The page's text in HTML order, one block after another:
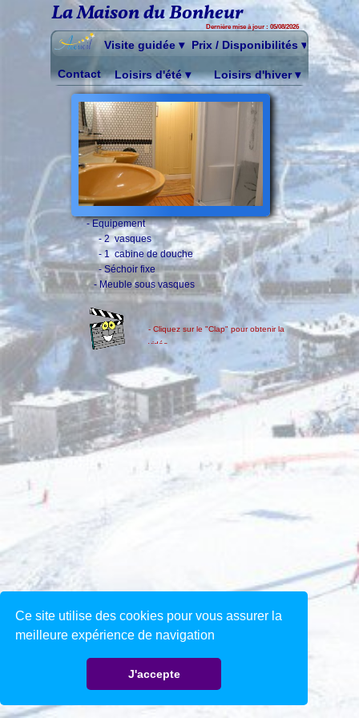
Ce site utilise des cookies pour vous assurer la
meilleure expérience de navigation
J'accepte
La Maison du Bonheur
Visite guidée ▾ Prix / Disponibilités ▾
Contact Loisirs d'hiver ▾
Loisirs d'été ▾
Dernière mise à jour : 05/08/2026
- Equipement
- 2 vasques
- 1 cabine de douche
- Séchoir fixe
- Meuble sous vasques
- Cliquez sur le "Clap" pour obtenir la
vidéo